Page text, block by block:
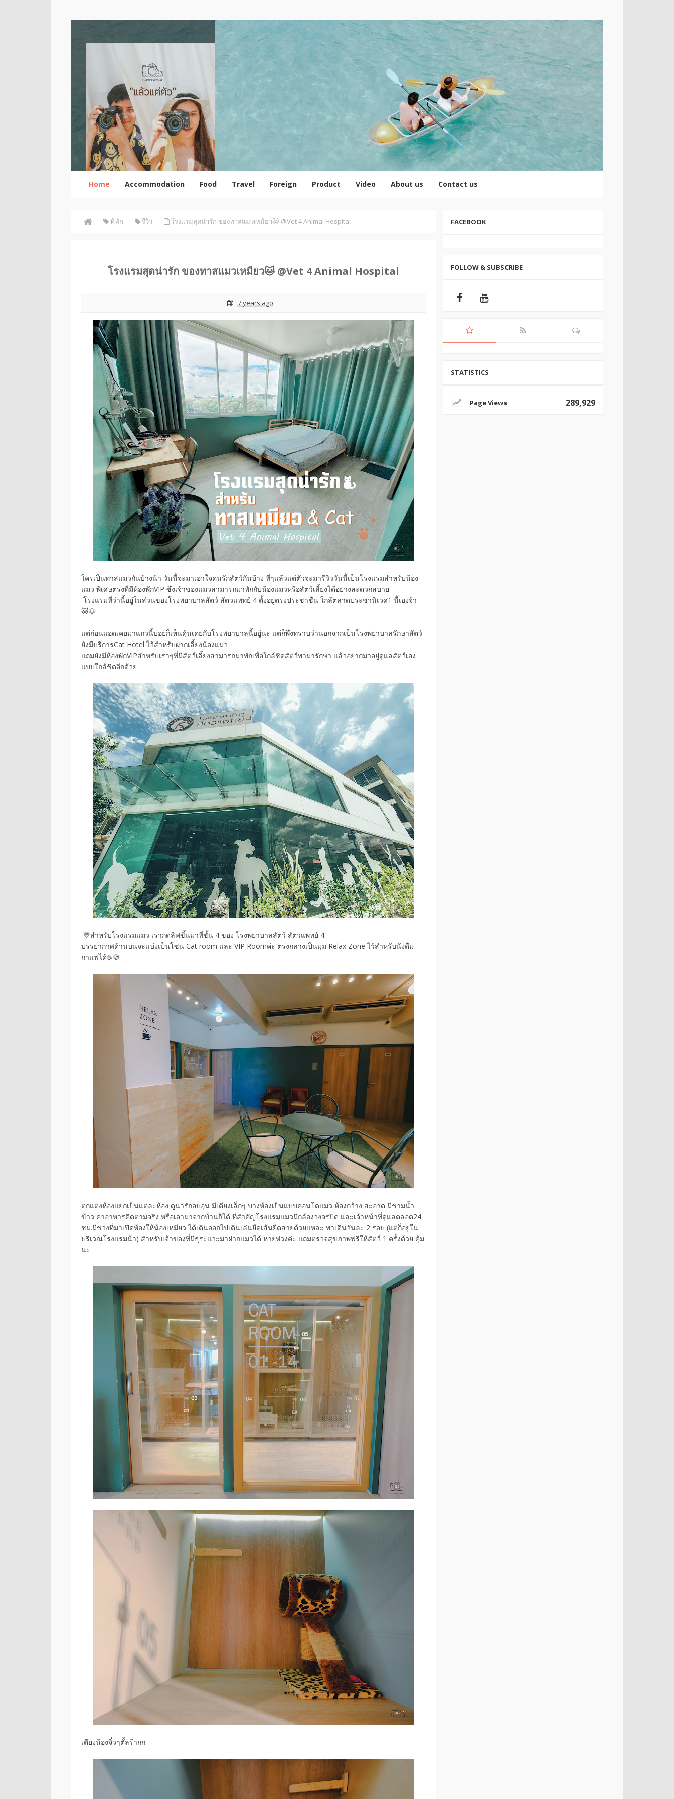
Home Accommodation Food Travel Foreign Product Video About us Contact us
ที่พัก รีวิว โรงแรมสุดน่ารัก ของทาสแมวเหมียว🐱 @Vet 4 Animal Hospital
โรงแรมสุดน่ารัก ของทาสแมวเหมียว🐱 @Vet 4 Animal Hospital
7 years ago
ใครเป็นทาสแมวกันบ้างน้า วันนี้จะมาเอาใจคนรักสัตว์กันบ้าง ที่ๆแล้วแต่ตัวจะมารีวิววันนี้เป็นโรงแรมสำหรับน้อง
แมว พิเศษตรงที่มีห้องพักVIP ซึ่งเจ้าของแมวสามารถมาพักกับน้องแมวหรือสัตว์เลี้ยงได้อย่างสะดวกสบาย
โรงแรมที่ว่านี้อยู่ในส่วนของโรงพยาบาลสัตว์ สัตวแพทย์ 4 ตั้งอยู่ตรงประชาชื่น ใกล้ตลาดประชานิเวศ1 นี้เองจ้า
🐱🐶
แต่ก่อนแอดเคยมาแถวนี้บ่อยก็เห็นคุ้นเคยกับโรงพยาบาลนี้อยู่นะ แต่ก็พึ่งทราบว่านอกจากเป็นโรงพยาบาลรักษาสัตว์
ยังมีบริการCat Hotel ไว้สำหรับฝากเลี้ยงน้องแมว
แถมยังมีห้องพักVIPสำหรับเราๆที่มีสัตว์เลี้ยงสามารถมาพักเพื่อใกล้ชิดสัตว์พามารักษา แล้วอยากมาอยู่ดูแลสัตว์เอง
แบบใกล้ชิดอีกด้วย
💛สำหรับโรงแรมแมว เรากดลิฟขึ้นมาที่ชั้น 4 ของ โรงพยาบาลสัตว์ สัตวแพทย์ 4
บรรยากาศด้านบนจะแบ่งเป็นโซน Cat room และ VIP Roomค่ะ ตรงกลางเป็นมุม Relax Zone ไว้สำหรับนั่งดื่ม
กาแฟได้☕🍪
ตกแต่งห้องแยกเป็นแต่ละห้อง ดูน่ารักอบอุ่น มีเตียงเล็กๆ บางห้องเป็นแบบคอนโดแมว ห้องกว้าง สะอาด มีชามน้ำ
ข้าว ค่าอาหารคิดตามจริง หรือเอามาจากบ้านก็ได้ ที่สำคัญโรงแรมแมวมีกล้องวงจรปิด และเจ้าหน้าที่ดูแลตลอด24
ชม.มีช่วงที่มาเปิดห้องให้น้องเหมียว ได้เดินออกไปเดินเล่นยืดเส้นยืดสายด้วยแหละ พาเดินวันละ 2 รอบ (แต่ก็อยู่ใน
บริเวณโรงแรมน้า) สำหรับเจ้าของที่มีธุระแวะมาฝากแมวได้ หายห่วงค่ะ แถมตรวจสุขภาพฟรีให้สัตว์ 1 ครั้งด้วย คุ้ม
นะ
เตียงน้องจิ๋วๆตั้ลร้ากก
FACEBOOK
FOLLOW & SUBSCRIBE
STATISTICS
289,929